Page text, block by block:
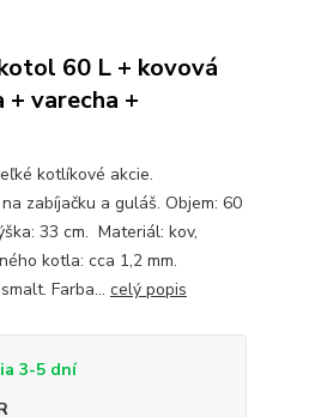
60 L + kovová
varecha +
kotlíkové akcie.
zabíjačku a guláš. Objem: 60
33 cm. Materiál: kov,
kotla: cca 1,2 mm.
Farba... celý popis
3-5 dní